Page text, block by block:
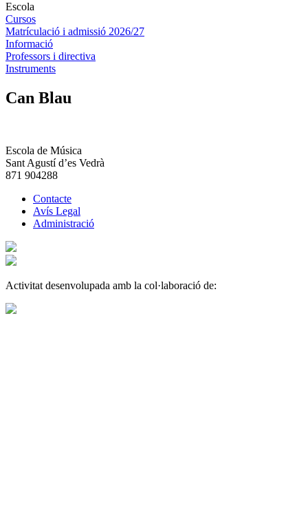
Escola
Cursos
Matrículació i admissió 2026/27
Informació
Professors i directiva
Instruments
Can Blau
Escola de Música
Sant Agustí d’es Vedrà
871 904288
Contacte
Avís Legal
Administració
Activitat desenvolupada amb la col·laboració de: